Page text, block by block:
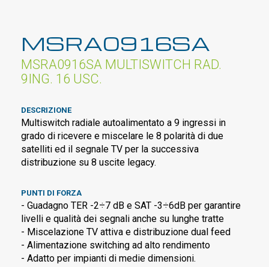
MSRA0916SA
MSRA0916SA MULTISWITCH RAD.
9ING. 16 USC.
DESCRIZIONE
Multiswitch radiale autoalimentato a 9 ingressi in
grado di ricevere e miscelare le 8 polarità di due
satelliti ed il segnale TV per la successiva
distribuzione su 8 uscite legacy.
PUNTI DI FORZA
- Guadagno TER -2÷7 dB e SAT -3÷6dB per garantire
livelli e qualità dei segnali anche su lunghe tratte
- Miscelazione TV attiva e distribuzione dual feed
- Alimentazione switching ad alto rendimento
- Adatto per impianti di medie dimensioni.